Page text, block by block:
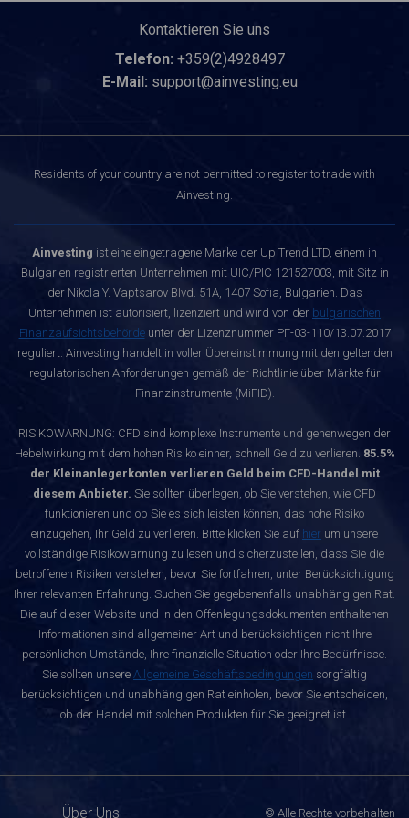
Kontaktieren Sie uns
Telefon: +359(2)4928497
E-Mail: support@ainvesting.eu
Residents of your country are not permitted to register to trade with
Ainvesting.
Ainvesting ist eine eingetragene Marke der Up Trend LTD, einem in
Bulgarien registrierten Unternehmen mit UIC/PIC 121527003, mit Sitz in
der Nikola Y. Vaptsarov Blvd. 51A, 1407 Sofia, Bulgarien. Das
Unternehmen ist autorisiert, lizenziert und wird von der bulgarischen
Finanzaufsichtsbehördeunter der Lizenznummer РГ-03-110/13.07.2017
reguliert. Ainvesting handelt in voller Übereinstimmung mit den geltenden
regulatorischen Anforderungen gemäß der Richtlinie über Märkte für
Finanzinstrumente (MiFID).
RISIKOWARNUNG: CFD sind komplexe Instrumente und gehenwegen der
Hebelwirkung mit dem hohen Risiko einher, schnell Geld zu verlieren. 85.5%
der Kleinanlegerkonten verlieren Geld beim CFD-Handel mit
diesem Anbieter. Sie sollten überlegen, ob Sie verstehen, wie CFD
funktionieren und ob Sie es sich leisten können, das hohe Risiko
einzugehen, Ihr Geld zu verlieren. Bitte klicken Sie auf hier um unsere
vollständige Risikowarnung zu lesen und sicherzustellen, dass Sie die
betroffenen Risiken verstehen, bevor Sie fortfahren, unter Berücksichtigung
Ihrer relevanten Erfahrung. Suchen Sie gegebenenfalls unabhängigen Rat.
Die auf dieser Website und in den Offenlegungsdokumenten enthaltenen
Informationen sind allgemeiner Art und berücksichtigen nicht Ihre
persönlichen Umstände, Ihre finanzielle Situation oder Ihre Bedürfnisse.
Sie sollten unsere Allgemeine Geschäftsbedingungen sorgfältig
berücksichtigen und unabhängigen Rat einholen, bevor Sie entscheiden,
ob der Handel mit solchen Produkten für Sie geeignet ist.
Über Uns © Alle Rechte vorbehalten